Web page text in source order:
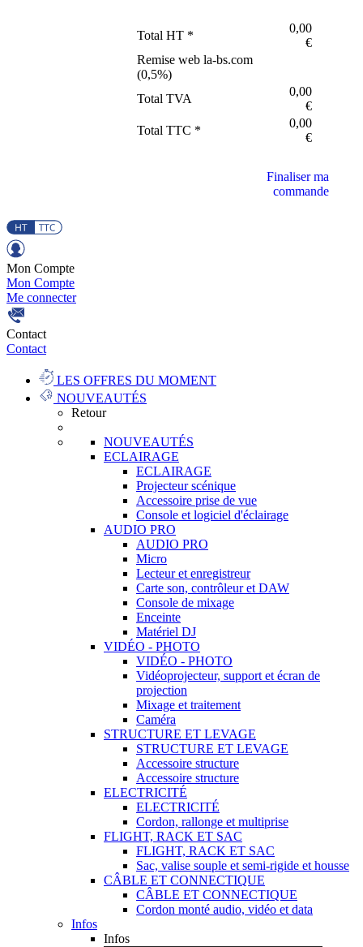
Total HT *
0,00
€
Remise web la-bs.com
(0,5%)
Total TVA
0,00
€
Total TTC *
0,00
€
Finaliser ma
commande
Mon Compte
Mon Compte
Me connecter
Contact
Contact
LES OFFRES DU MOMENT
NOUVEAUTÉS
Retour
NOUVEAUTÉS
ECLAIRAGE
ECLAIRAGE
Projecteur scénique
Accessoire prise de vue
Console et logiciel d'éclairage
AUDIO PRO
AUDIO PRO
Micro
Lecteur et enregistreur
Carte son, contrôleur et DAW
Console de mixage
Enceinte
Matériel DJ
VIDÉO - PHOTO
VIDÉO - PHOTO
Vidéoprojecteur, support et écran de
projection
Mixage et traitement
Caméra
STRUCTURE ET LEVAGE
STRUCTURE ET LEVAGE
Accessoire structure
Accessoire structure
ELECTRICITÉ
ELECTRICITÉ
Cordon, rallonge et multiprise
FLIGHT, RACK ET SAC
FLIGHT, RACK ET SAC
Sac, valise souple et semi-rigide et housse
CÂBLE ET CONNECTIQUE
CÂBLE ET CONNECTIQUE
Cordon monté audio, vidéo et data
Infos
Infos